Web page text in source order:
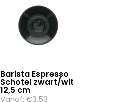
Barista Espresso
Schotel zwart/wit
12,5 cm
Vanaf:€3,53